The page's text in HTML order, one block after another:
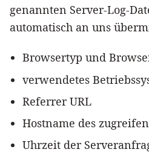
genannten Server-Log-
automatisch an uns
Browsertyp und
verwendetes
Referrer URL
Hostname des
Uhrzeit der